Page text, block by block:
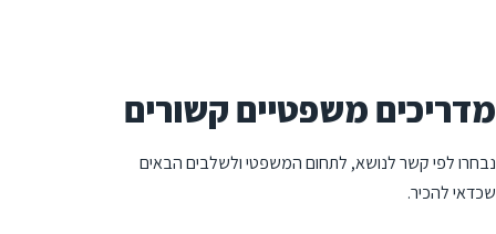
מדריכים משפטיים קשורים
נבחרו לפי קשר לנושא, לתחום המשפטי ולשלבים הבאים
שכדאי להכיר.